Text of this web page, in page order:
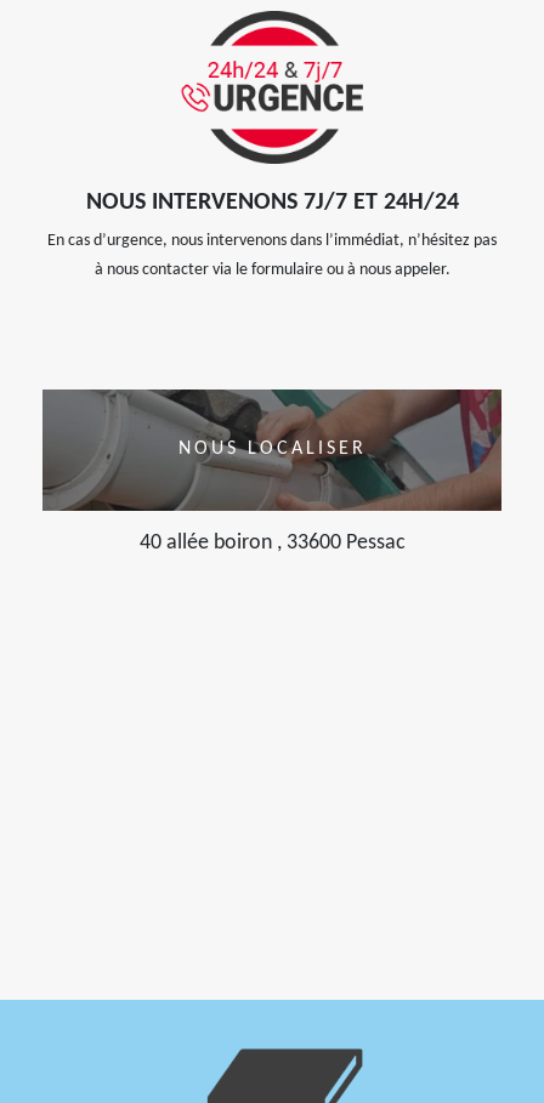
NOUS INTERVENONS 7J/7 ET 24H/24
En cas d’urgence, nous intervenons dans l’immédiat, n’hésitez pas
à nous contacter via le formulaire ou à nous appeler.
NOUS LOCALISER
40 allée boiron , 33600 Pessac